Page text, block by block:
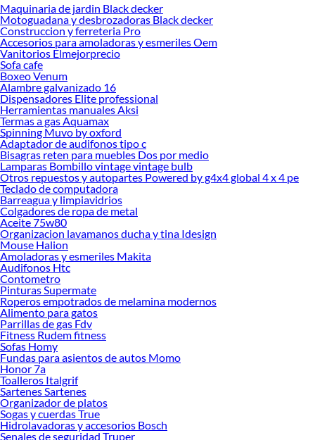
Maquinaria de jardin Black decker
Motoguadana y desbrozadoras Black decker
Construccion y ferreteria Pro
Accesorios para amoladoras y esmeriles Oem
Vanitorios Elmejorprecio
Sofa cafe
Boxeo Venum
Alambre galvanizado 16
Dispensadores Elite professional
Herramientas manuales Aksi
Termas a gas Aquamax
Spinning Muvo by oxford
Adaptador de audifonos tipo c
Bisagras reten para muebles Dos por medio
Lamparas Bombillo vintage vintage bulb
Otros repuestos y autopartes Powered by g4x4 global 4 x 4 pe
Teclado de computadora
Barreagua y limpiavidrios
Colgadores de ropa de metal
Aceite 75w80
Organizacion lavamanos ducha y tina Idesign
Mouse Halion
Amoladoras y esmeriles Makita
Audifonos Htc
Contometro
Pinturas Supermate
Roperos empotrados de melamina modernos
Alimento para gatos
Parrillas de gas Fdv
Fitness Rudem fitness
Sofas Homy
Fundas para asientos de autos Momo
Honor 7a
Toalleros Italgrif
Sartenes Sartenes
Organizador de platos
Sogas y cuerdas True
Hidrolavadoras y accesorios Bosch
Senales de seguridad Truper